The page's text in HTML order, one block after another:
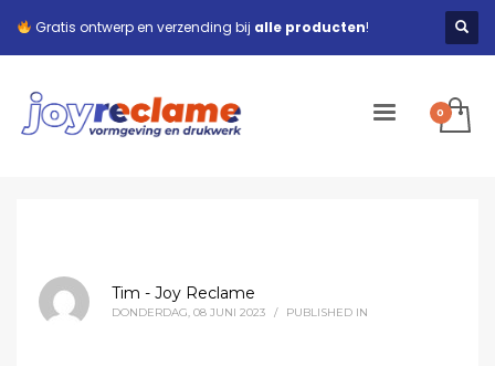
Gratis ontwerp en verzending bij alle producten!
Tim - Joy Reclame
DONDERDAG, 08 JUNI 2023 / PUBLISHED IN